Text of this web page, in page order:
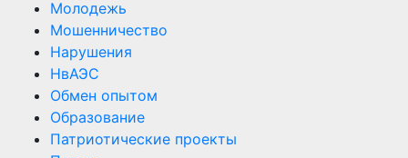
Молодежь
Мошенничество
Нарушения
НвАЭС
Обмен опытом
Образование
Патриотические проекты